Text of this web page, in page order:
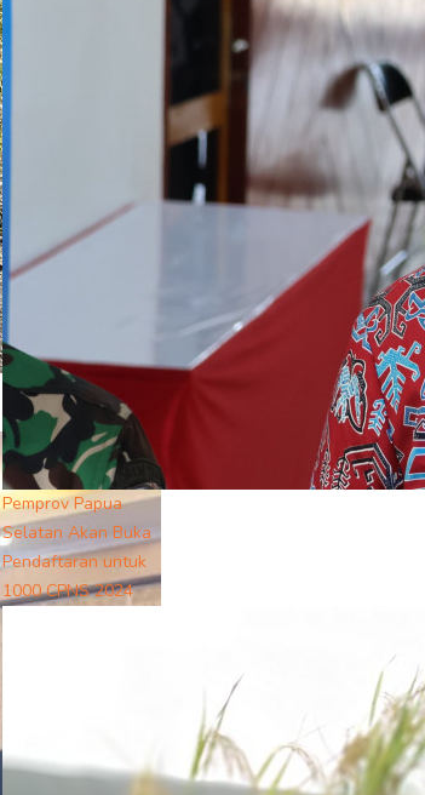
Pemprov Papua
Selatan Akan Buka
Pendaftaran untuk
1000 CPNS 2024